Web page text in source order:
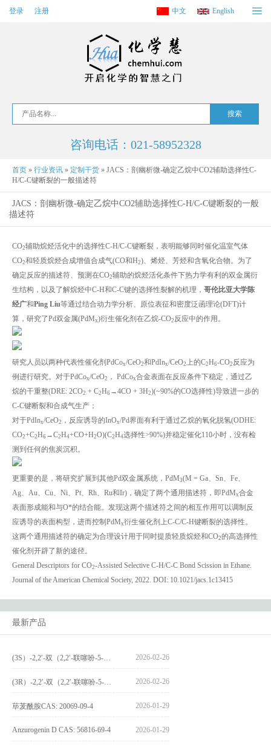
登录 注册 中文 English
咨询电话：021-58952328
首页 » 行业资讯 » 定制干货 » JACS：剖幽析微-确定乙烷中CO2辅助选择性C-
H/C-C键断裂的一般描述符
JACS：剖幽析微-确定乙烷中CO2辅助选择性C-H/C-C键断裂的一般
描述符
CO2辅助烷烃活化中的选择性C-H/C-C键断裂，表明能够同时催化温室气体
CO2和轻质烷烃合成增值合成气(CO和H2)、烯烃、芳烃和含氧化合物。为了
确定反应的描述符、预测在CO2辅助的烷烃活化条件下热力学有利的双金属衍
生结构，以及了解烷烃中C-H和C-C键的选择性裂解的机理， 哥伦比亚大学陈
经广和Ping Liu等通过结合动力学分析、原位表征和密度泛函理论(DFT)计
算，研究了Pd双金属(PdMx)衍生催化剂在乙烷-CO2 反应中的作用。
研究人员以两种代表性催化剂PdCox/CeO2和PdInx/CeO2上的C2H6-CO2 反应为
例进行研究。对于PdCox/CeO2 ， PdCox合金表面在反应条件下稳定，通过乙
烷的干重整(DRE: 2CO2 + C2H6 →4CO + 3H2)(~90%的CO选择性)导致进一步的
C-C键断裂和合成气生产；
对于PdInx/CeO2 ，反应诱导的InOx/Pd界面有利于通过乙烷的氧化脱氢(ODHE:
CO2+C2H6 →C2H4+CO+H2O)(C2H4选择性>90%)并稳定催化110小时，没有检
测到任何的焦炭沉积。
更重要的是，将研究扩展到其他Pd双金属系统，PdM3(M = Ga、Sn、Fe、
Ag、Au、Cu、Ni、Pt、Rh、Ru和Ir)，确定了两个通用描述符，即PdMx合金
表面形成能和与O*的结合能。发现这两个描述符之间的相互作用可以调制反
应诱导的表面构型，进而控制PdMx衍生催化剂上C-C/C-H键断裂的选择性。
这两个通用描述符的确定为合理设计用于同时提质轻质烷烃和CO2的高选择性
催化剂开辟了新的途径。
General Descriptors for CO2-Assisted Selective C-H/C-C Bond Scission in Ethane.
Journal of the American Chemical Society, 2022. DOI: 10.1021/jacs.1c13415
最新产品
2026-02-26
2026-02-26
荜茇酰胺CAS: 20069-09-4 2026-01-29
Anzurogenin D CAS: 56816-69-4 2026-01-29